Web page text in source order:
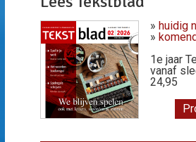
» huidig
»
1e jaar
vanaf
24,95